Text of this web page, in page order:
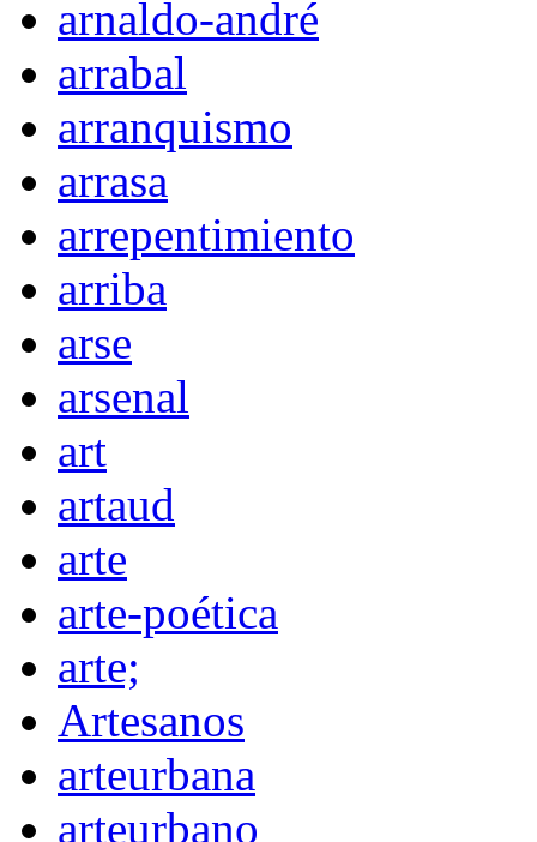
arnaldo-andré
arrabal
arranquismo
arrasa
arrepentimiento
arriba
arse
arsenal
art
artaud
arte
arte-poética
arte;
Artesanos
arteurbana
arteurbano